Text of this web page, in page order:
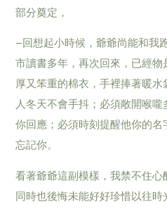
部分奠定，
–回想起小時候，爺爺尚能和我
市讀書多年，再次回來，已經
厚又笨重的棉衣，手裡捧著暖
人冬天不會手抖；必須敞開喉
你回應；必須時刻提醒他你的
忘記你。
看著爺爺這副模樣，我禁不住心
同時也後悔未能好好珍惜以往